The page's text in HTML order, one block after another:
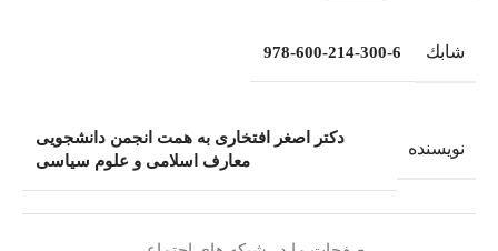
شابك 978-600-214-300-6
نویسنده
دکتر اصغر افتخاری به همت انجمن دانشجویی
معارف اسلامی و علوم سیاسی